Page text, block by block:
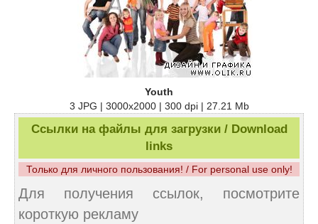
Youth
3 JPG | 3000x2000 | 300 dpi | 27.21 Mb
Ссылки на файлы для загрузки / Download
links
Только для личного пользования! / For personal use only!
Для получения ссылок, посмотрите
короткую рекламу